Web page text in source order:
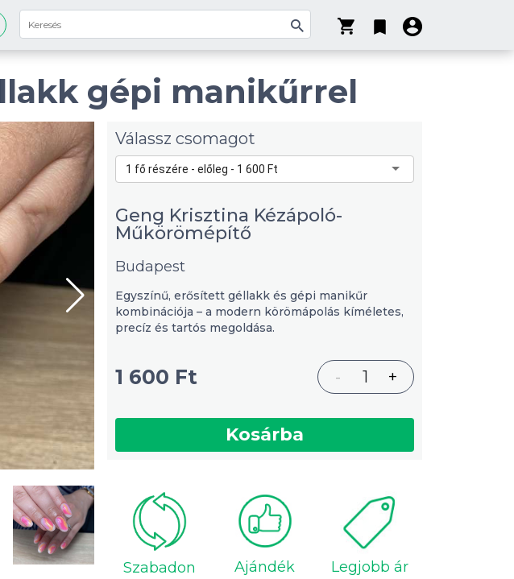
gépi manikűrrel
Válassz csomagot
1 fő részére - előleg - 1 600 Ft
Geng Krisztina Kézápoló-
Műkörömépítő
Budapest
Egyszínű, erősített géllakk és gépi manikűr
kombinációja – a modern körömápolás kíméletes,
precíz és tartós megoldása.
1 600 Ft - 1 +
Kosárba
Szabadon
Ajándék
Legjobb ár